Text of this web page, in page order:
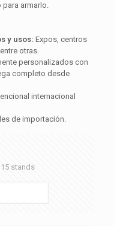
armarlo.
y usos: Expos, centros
otras.
personalizados con
completo desde
internacional
de importación.
stands